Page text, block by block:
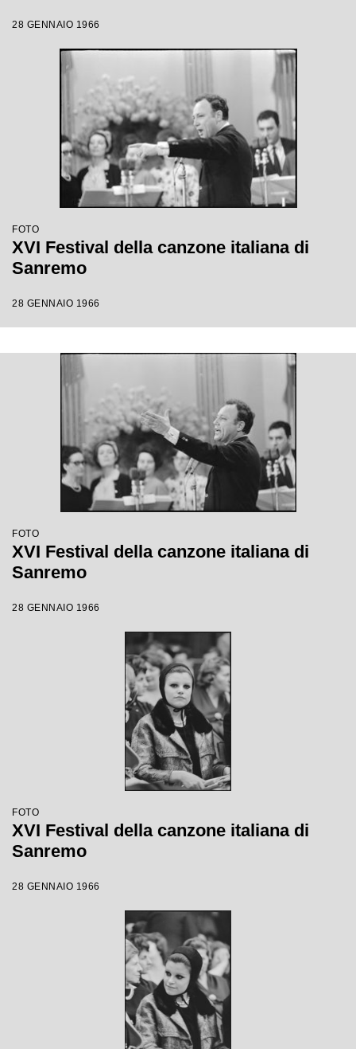
28 GENNAIO 1966
FOTO
XVI Festival della canzone italiana di
Sanremo
28 GENNAIO 1966
FOTO
XVI Festival della canzone italiana di
Sanremo
28 GENNAIO 1966
FOTO
XVI Festival della canzone italiana di
Sanremo
28 GENNAIO 1966